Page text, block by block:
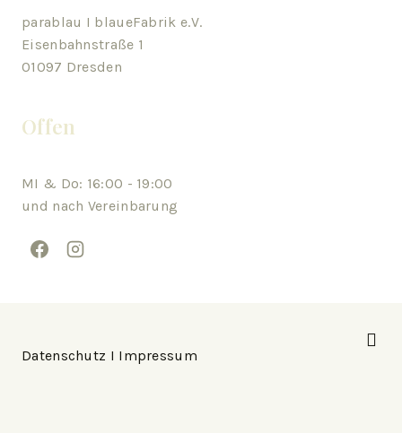
parablau I blaueFabrik e.V.
Eisenbahnstraße 1
01097 Dresden
Offen
MI & Do: 16:00 - 19:00
und nach Vereinbarung
Datenschutz I Impressum